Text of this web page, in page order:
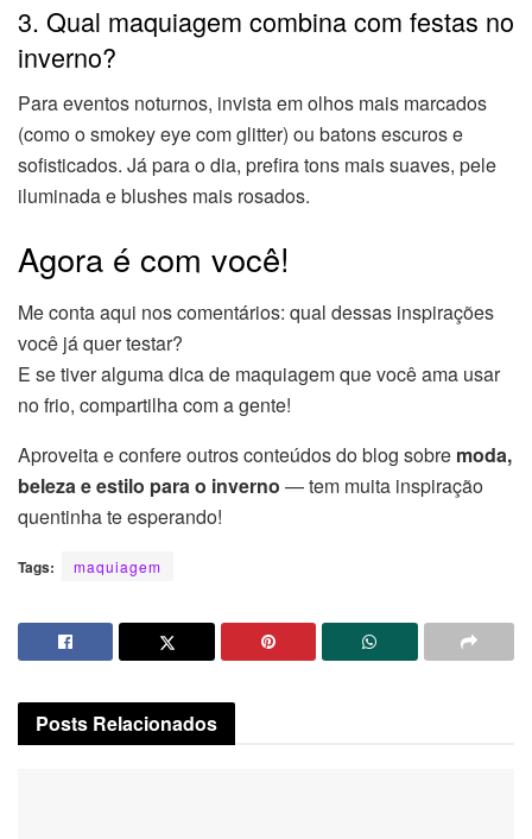
3. Qual maquiagem combina com festas no
inverno?
Para eventos noturnos, invista em olhos mais marcados
(como o smokey eye com glitter) ou batons escuros e
sofisticados. Já para o dia, prefira tons mais suaves, pele
iluminada e blushes mais rosados.
Agora é com você!
Me conta aqui nos comentários: qual dessas inspirações
você já quer testar?
E se tiver alguma dica de maquiagem que você ama usar
no frio, compartilha com a gente!
Aproveita e confere outros conteúdos do blog sobre moda,
beleza e estilo para o inverno — tem muita inspiração
quentinha te esperando!
Tags: maquiagem
Posts Relacionados